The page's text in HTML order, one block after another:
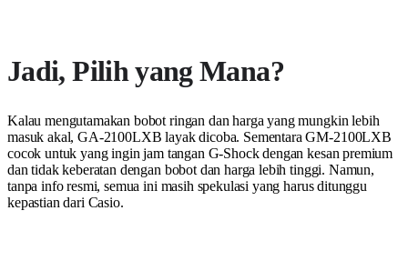
Jadi, Pilih yang Mana?
Kalau mengutamakan bobot ringan dan harga yang mungkin lebih
masuk akal, GA-2100LXB layak dicoba. Sementara GM-2100LXB
cocok untuk yang ingin jam tangan G-Shock dengan kesan premium
dan tidak keberatan dengan bobot dan harga lebih tinggi. Namun,
tanpa info resmi, semua ini masih spekulasi yang harus ditunggu
kepastian dari Casio.